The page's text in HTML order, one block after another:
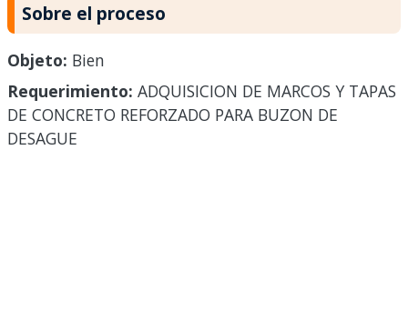
Sobre el proceso
Objeto: Bien
Requerimiento: ADQUISICION DE MARCOS Y TAPAS
DE CONCRETO REFORZADO PARA BUZON DE
DESAGUE